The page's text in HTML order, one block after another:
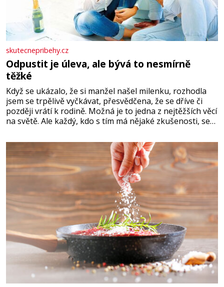
skutecnepribehy.cz
Odpustit je úleva, ale bývá to nesmírně
těžké
Když se ukázalo, že si manžel našel milenku, rozhodla
jsem se trpělivě vyčkávat, přesvědčena, že se dříve či
později vrátí k rodině. Možná je to jedna z nejtěžších věcí
na světě. Ale každý, kdo s tím má nějaké zkušenosti, se
Když se ke mně doneslo, že si manžel pořídil milenku,